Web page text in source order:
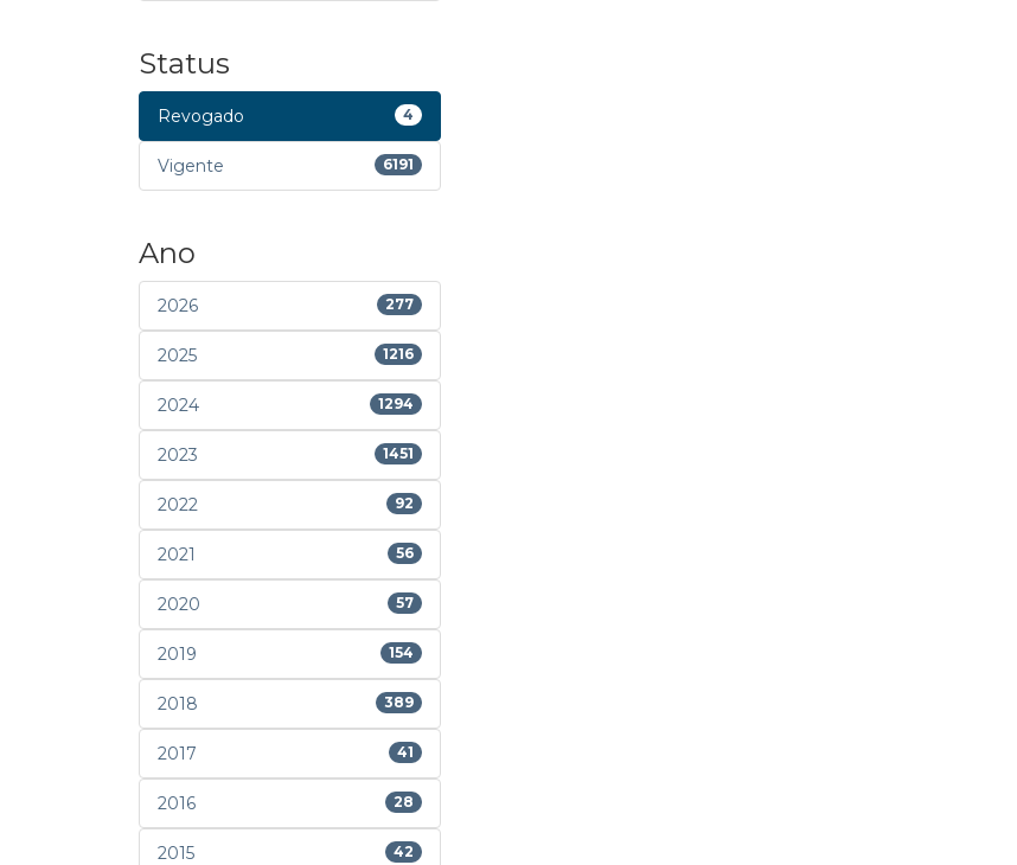
Status
Revogado 4
Vigente 6191
Ano
2026 277
2025 1216
2024 1294
2023 1451
2022 92
2021 56
2020 57
2019 154
2018 389
2017 41
2016 28
2015 42